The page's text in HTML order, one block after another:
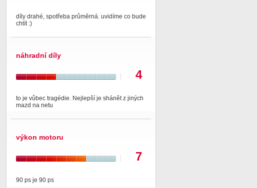
díly drahé, spotřeba průměrná. uvidíme co bude
chtít :)
náhradní díly
4
to je vůbec tragédie. Nejlepší je shánět z jiných
mazd na netu
výkon motoru
7
90 ps je 90 ps